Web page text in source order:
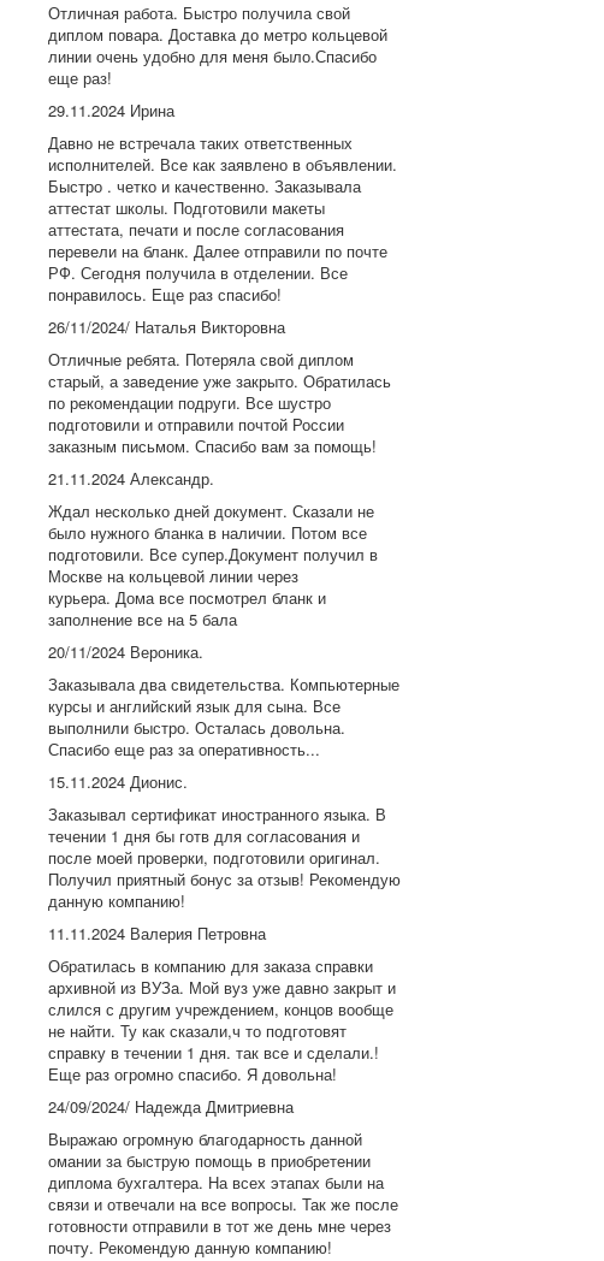
Отличная работа. Быстро получила свой
диплом повара. Доставка до метро кольцевой
линии очень удобно для меня было.Спасибо
еще раз!
29.11.2024 Ирина
Давно не встречала таких ответственных
исполнителей. Все как заявлено в объявлении.
Быстро . четко и качественно. Заказывала
аттестат школы. Подготовили макеты
аттестата, печати и после согласования
перевели на бланк. Далее отправили по почте
РФ. Сегодня получила в отделении. Все
понравилось. Еще раз спасибо!
26/11/2024/ Наталья Викторовна
Отличные ребята. Потеряла свой диплом
старый, а заведение уже закрыто. Обратилась
по рекомендации подруги. Все шустро
подготовили и отправили почтой России
заказным письмом. Спасибо вам за помощь!
21.11.2024 Александр.
Ждал несколько дней документ. Сказали не
было нужного бланка в наличии. Потом все
подготовили. Все супер.Документ получил в
Москве на кольцевой линии через
курьера. Дома все посмотрел бланк и
заполнение все на 5 бала
20/11/2024 Вероника.
Заказывала два свидетельства. Компьютерные
курсы и английский язык для сына. Все
выполнили быстро. Осталась довольна.
Спасибо еще раз за оперативность...
15.11.2024 Дионис.
Заказывал сертификат иностранного языка. В
течении 1 дня бы готв для согласования и
после моей проверки, подготовили оригинал.
Получил приятный бонус за отзыв! Рекомендую
данную компанию!
11.11.2024 Валерия Петровна
Обратилась в компанию для заказа справки
архивной из ВУЗа. Мой вуз уже давно закрыт и
слился с другим учреждением, концов вообще
не найти. Ту как сказали,ч то подготовят
справку в течении 1 дня. так все и сделали.!
Еще раз огромно спасибо. Я довольна!
24/09/2024/ Надежда Дмитриевна
Выражаю огромную благодарность данной
омании за быструю помощь в приобретении
диплома бухгалтера. На всех этапах были на
связи и отвечали на все вопросы. Так же после
готовности отправили в тот же день мне через
почту. Рекомендую данную компанию!